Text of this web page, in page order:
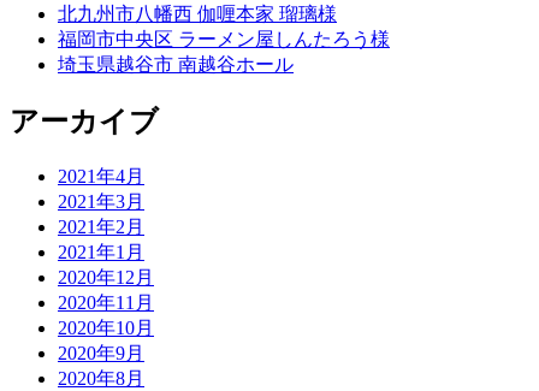
北九州市八幡西 伽喱本家 瑠璃様
福岡市中央区 ラーメン屋しんたろう様
埼玉県越谷市 南越谷ホール
アーカイブ
2021年4月
2021年3月
2021年2月
2021年1月
2020年12月
2020年11月
2020年10月
2020年9月
2020年8月